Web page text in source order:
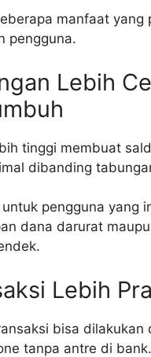
manfaat yang
pengguna.
Lebih
tinggi membuat
dibanding
pengguna yang
dana darurat
Lebih
bisa dilakukan
tanpa antre di bank.